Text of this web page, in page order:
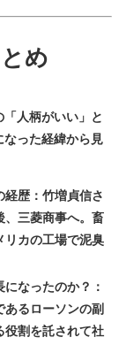
め
人柄がいい」と
なった経緯から見
歴：竹増貞信さ
、三菱商事へ。畜
リカの工場で泥臭
なったのか？：
るローソンの副
役割を託されて社